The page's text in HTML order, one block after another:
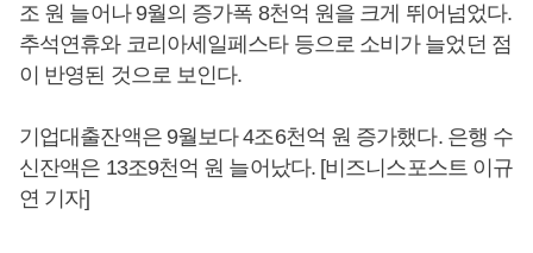
조 원 늘어나 9월의 증가폭 8천억 원을 크게 뛰어넘었다.
추석연휴와 코리아세일페스타 등으로 소비가 늘었던 점
이 반영된 것으로 보인다.
기업대출잔액은 9월보다 4조6천억 원 증가했다. 은행 수
신잔액은 13조9천억 원 늘어났다. [비즈니스포스트 이규
연 기자]